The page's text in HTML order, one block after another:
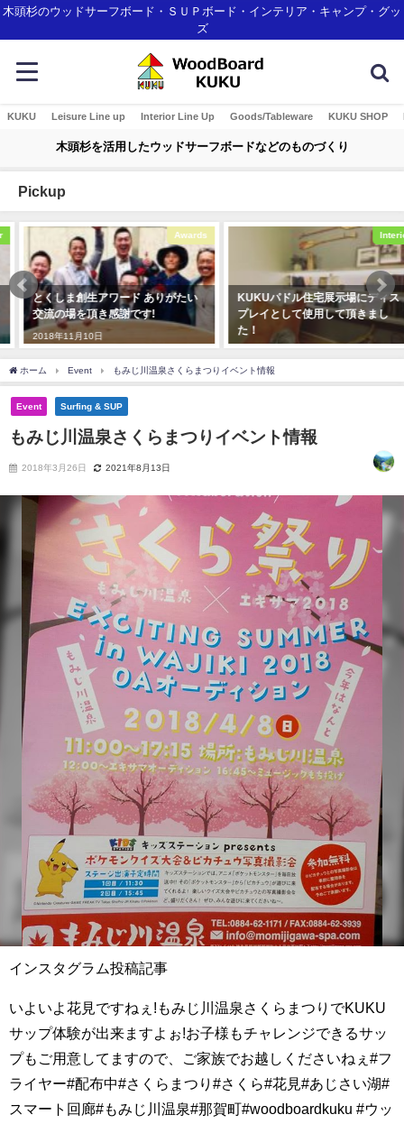
木頭杉のウッドサーフボード・ＳＵＰボード・インテリア・キャンプ・グッ
ズ
KUKU Leisure Line up Interior Line Up Goods/Tableware KUKU SHOP
木頭杉を活用したウッドサーフボードなどのものづくり
Pickup
Awards
とくしま創生アワード ありがたい
交流の場を頂き感謝です!
2018年11月10日
Interior
KUKUパドル住宅展示場にディス
プレイとして使用して頂きまし
た！
ホーム Event もみじ川温泉さくらまつりイベント情報
Event Surfing & SUP
もみじ川温泉さくらまつりイベント情報
2018年3月26日 2021年8月13日
インスタグラム投稿記事
いよいよ花見ですねぇ!もみじ川温泉さくらまつりでKUKU
サップ体験が出来ますよぉ!お子様もチャレンジできるサッ
プもご用意してますので、ご家族でお越しくださいねぇ#フ
ライヤー#配布中#さくらまつり#さくら#花見#あじさい湖#
スマート回廊#もみじ川温泉#那賀町#woodboardkuku #ウッ